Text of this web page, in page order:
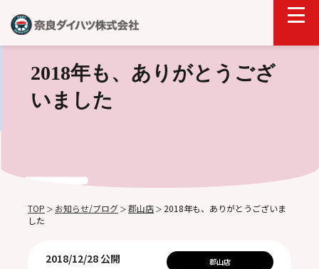
2018年も、ありがとうござ
いました
TOP ＞ お知らせ/ブログ ＞ 郡山店 ＞ 2018年も、ありがとうございま
した
2018/12/28 公開 郡山店